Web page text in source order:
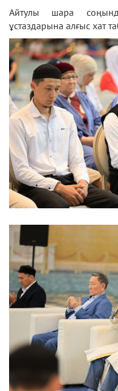
Айтулы шара
ұстаздарына алғыс хат